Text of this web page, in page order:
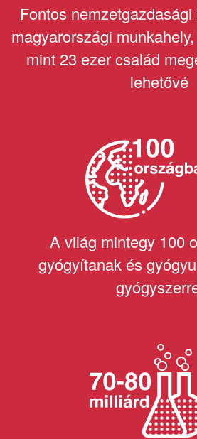
Fontos
magyarországi
mint 23 ezer család
lehetővé
A világ mintegy 100
gyógyítanak és